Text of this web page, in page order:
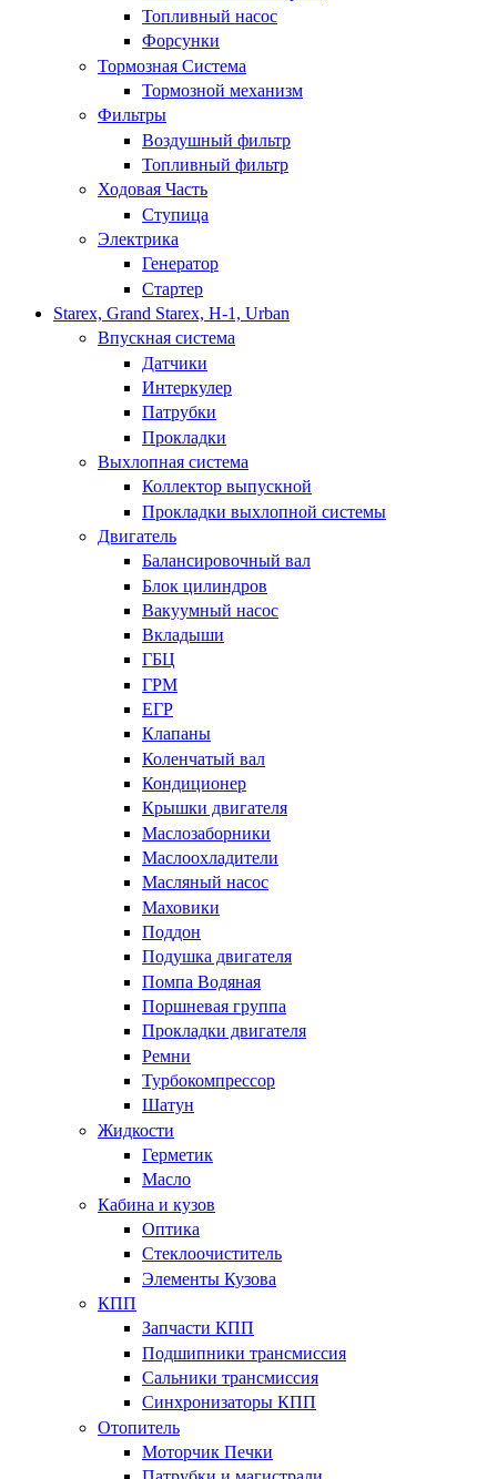
Топливный насос
Форсунки
Тормозная Система
Тормозной механизм
Фильтры
Воздушный фильтр
Топливный фильтр
Ходовая Часть
Ступица
Электрика
Генератор
Стартер
Starex, Grand Starex, H-1, Urban
Впускная система
Датчики
Интеркулер
Патрубки
Прокладки
Выхлопная система
Коллектор выпускной
Прокладки выхлопной системы
Двигатель
Балансировочный вал
Блок цилиндров
Вакуумный насос
Вкладыши
ГБЦ
ГРМ
ЕГР
Клапаны
Коленчатый вал
Кондиционер
Крышки двигателя
Маслозаборники
Маслоохладители
Масляный насос
Маховики
Поддон
Подушка двигателя
Помпа Водяная
Поршневая группа
Прокладки двигателя
Ремни
Турбокомпрессор
Шатун
Жидкости
Герметик
Масло
Кабина и кузов
Оптика
Стеклоочиститель
Элементы Кузова
КПП
Запчасти КПП
Подшипники трансмиссия
Сальники трансмиссия
Синхронизаторы КПП
Отопитель
Моторчик Печки